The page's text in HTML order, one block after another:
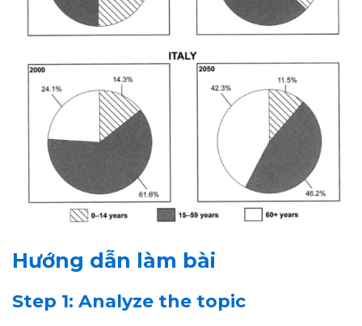
Hướng dẫn làm bài
Step 1: Analyze the topic